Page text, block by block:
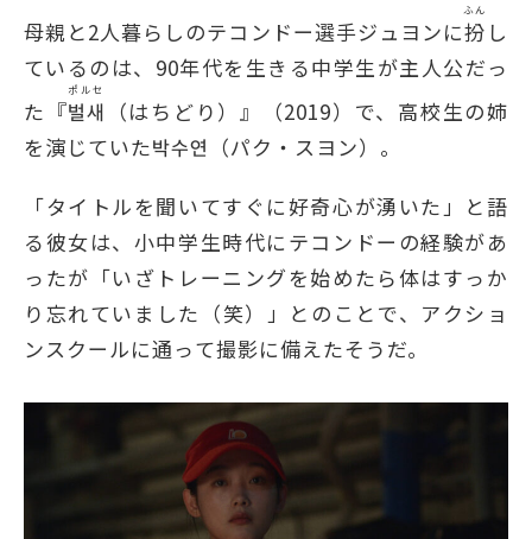
母親と2人暮らしのテコンドー選手ジュヨンに扮
ふん
し
ているのは、90年代を生きる中学生が主人公だっ
た『벌새
ポルセ
（はちどり）』（2019）で、高校生の姉
を演じていた박수연（パク・スヨン）。
「タイトルを聞いてすぐに好奇心が湧いた」と語
る彼女は、小中学生時代にテコンドーの経験があ
ったが「いざトレーニングを始めたら体はすっか
り忘れていました（笑）」とのことで、アクショ
ンスクールに通って撮影に備えたそうだ。